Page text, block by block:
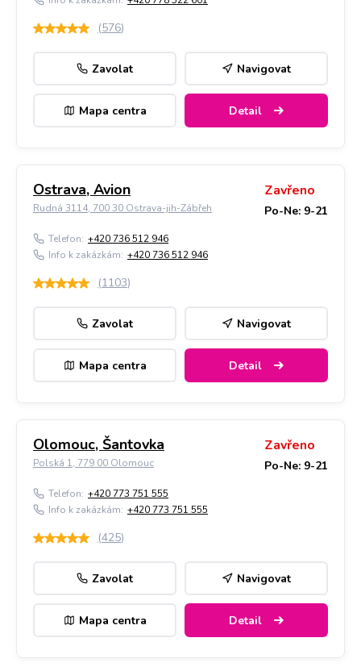
(576)
Zavolat Navigovat
Mapa centra Detail
Ostrava, Avion
Rudná 3114, 700 30 Ostrava-jih-Zábřeh
Zavřeno
Po-Ne: 9-21
Telefon: +420 736 512 946
Info k zakázkám: +420 736 512 946
(1103)
Zavolat Navigovat
Mapa centra Detail
Olomouc, Šantovka
Polská 1, 779 00 Olomouc
Zavřeno
Po-Ne: 9-21
Telefon: +420 773 751 555
Info k zakázkám: +420 773 751 555
(425)
Zavolat Navigovat
Mapa centra Detail